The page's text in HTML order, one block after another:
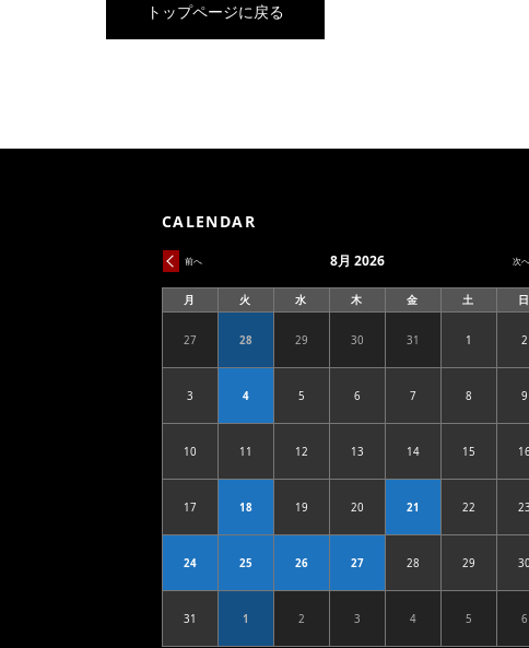
トップページに戻る
CALENDAR
前へ 次へ
8月 2026
月
曜
火
曜
水
曜
木
曜
金
曜
土
曜
日
272026.07.27
282026.07.28292026.07.29
302026.07.30312026.07.3112026.08.01
2
32026.08.0342026.08.04
52026.08.05
62026.08.0672026.08.07
82026.08.08
9
102026.08.10112026.08.11122026.08.12132026.08.13142026.08.14152026.08.1516
172026.08.17182026.08.18192026.08.19
202026.08.20212026.08.21
222026.08.22
23
242026.08.24
252026.08.25262026.08.26272026.08.27
282026.08.28
292026.08.29
30
312026.08.3112026.09.0122026.09.02
32026.09.0342026.09.0452026.09.05
6